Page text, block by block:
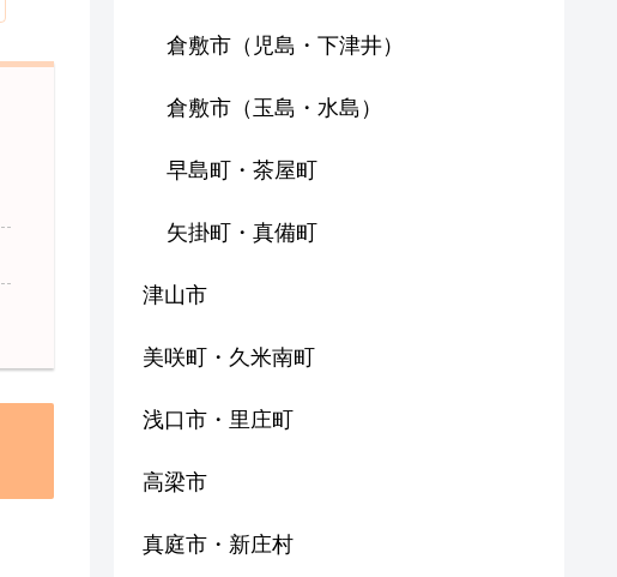
倉敷市（児島・下津井）
倉敷市（玉島・水島）
早島町・茶屋町
矢掛町・真備町
津山市
美咲町・久米南町
浅口市・里庄町
高梁市
真庭市・新庄村